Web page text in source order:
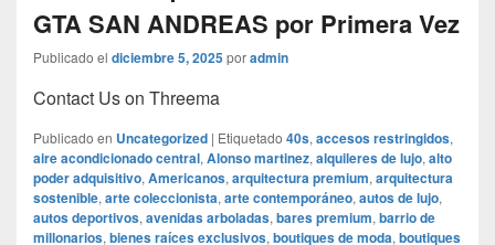
GTA SAN ANDREAS por Primera Vez
Publicado el diciembre 5, 2025poradmin
Contact Us on Threema
Publicado en Uncategorized | Etiquetado 40s, accesos restringidos,
aire acondicionado central, Alonso martinez, alquileres de lujo, alto
poder adquisitivo, Americanos, arquitectura premium, arquitectura
sostenible, arte coleccionista, arte contemporáneo, autos de lujo,
autos deportivos, avenidas arboladas, bares premium, barrio de
millonarios, bienes raíces exclusivos, boutiques de moda, boutiques